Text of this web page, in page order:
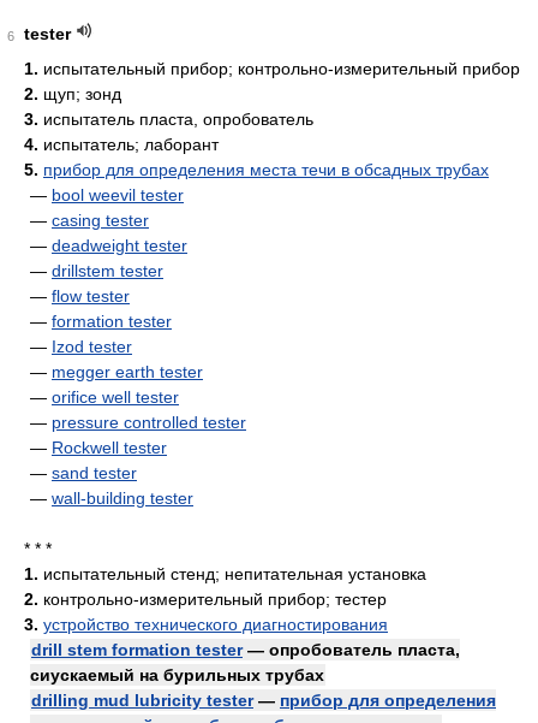
6
tester
1. испытательный прибор; контрольно-измерительный прибор
2. щуп; зонд
3. испытатель пласта, опробователь
4. испытатель; лаборант
5. прибор для определения места течи в обсадных трубах
— bool weevil tester
— casing tester
— deadweight tester
— drillstem tester
— flow tester
— formation tester
— Izod tester
— megger earth tester
— orifice well tester
— pressure controlled tester
— Rockwell tester
— sand tester
— wall-building tester
* * *
1. испытательный стенд; непитательная установка
2. контрольно-измерительный прибор; тестер
3. устройство технического диагностирования
drill stem formation tester— опробователь пласта,
сиускаемый на бурильных трубах
drilling mud lubricity tester— прибор для определения